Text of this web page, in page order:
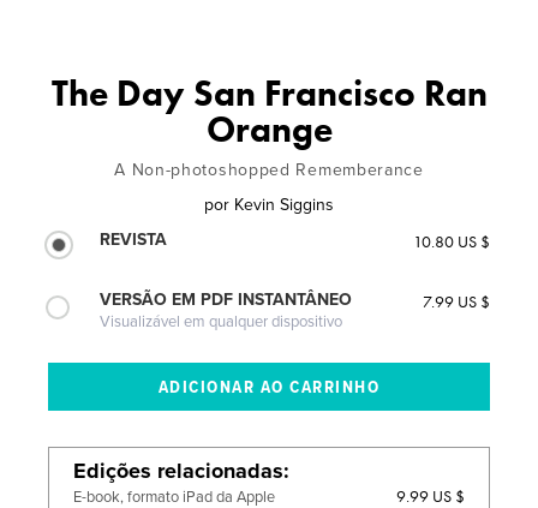
The Day San Francisco Ran
Orange
A Non-photoshopped Rememberance
por Kevin Siggins
REVISTA
10.80 US $
VERSÃO EM PDF INSTANTÂNEO
Visualizável em qualquer dispositivo
7.99 US $
Edições relacionadas
E-book, formato iPad da Apple 9.99 US $